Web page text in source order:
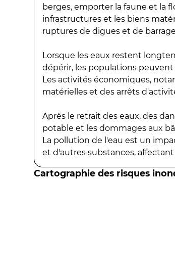
berges, emporter la faune et la
infrastructures et les biens
ruptures de digues et de
Lorsque les eaux restent
dépérir, les populations
Les activités économiques,
matérielles et des arrêts
Après le retrait des eaux, des
potable et les dommages aux
La pollution de l'eau est un
et d'autres substances, affectant
Cartographie des risques